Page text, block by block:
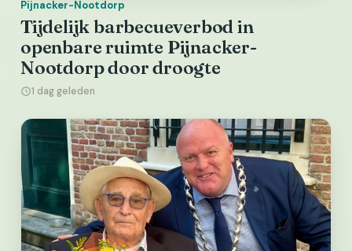
Pijnacker-Nootdorp
Tijdelijk barbecueverbod in
openbare ruimte Pijnacker-
Nootdorp door droogte
1 dag geleden